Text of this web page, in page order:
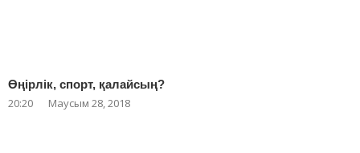
Өңірлік, спорт, қалайсың?
20:20 Маусым 28, 2018